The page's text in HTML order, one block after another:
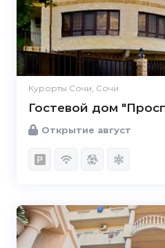
Курорты Сочи, Сочи
Гостевой дом
Открытие август